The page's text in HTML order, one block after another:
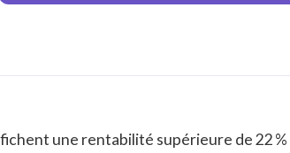
une rentabilité supérieure de22 %